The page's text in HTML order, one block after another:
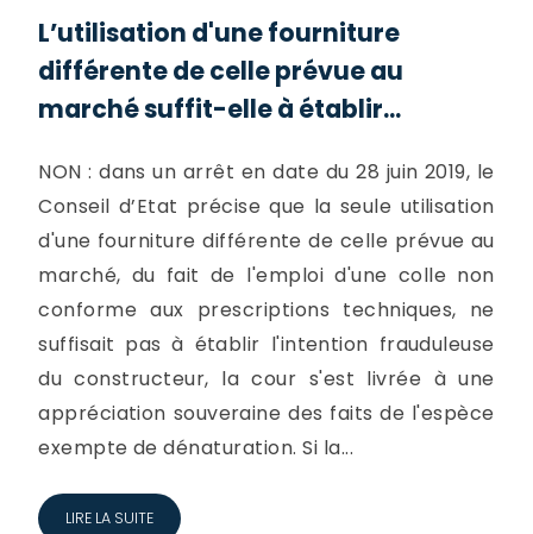
L’utilisation d'une fourniture
différente de celle prévue au
marché suffit-elle à établir...
NON : dans un arrêt en date du 28 juin 2019, le
Conseil d’Etat précise que la seule utilisation
d'une fourniture différente de celle prévue au
marché, du fait de l'emploi d'une colle non
conforme aux prescriptions techniques, ne
suffisait pas à établir l'intention frauduleuse
du constructeur, la cour s'est livrée à une
appréciation souveraine des faits de l'espèce
exempte de dénaturation. Si la...
LIRE LA SUITE